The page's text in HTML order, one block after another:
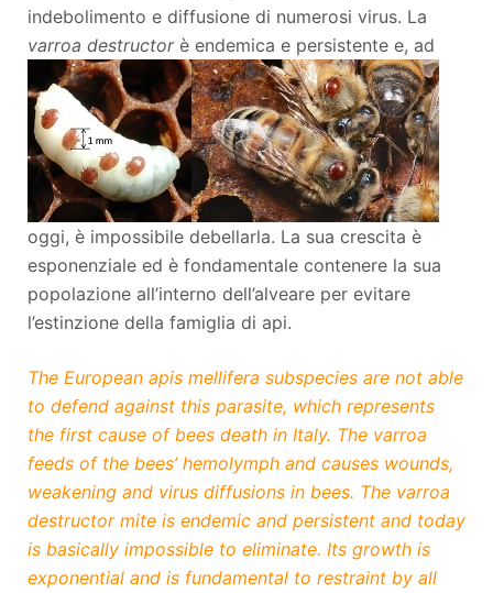
indebolimento e diffusione di numerosi virus. La
varroa destructor è endemica e persistente e, ad
oggi, è impossibile debellarla. La sua crescita è
esponenziale ed è fondamentale contenere la sua
popolazione all’interno dell’alveare per evitare
l’estinzione della famiglia di api.
The European apis mellifera subspecies are not able
to defend against this parasite, which represents
the first cause of bees death in Italy. The varroa
feeds ofthe bees’ hemolymph and causes wounds,
weakening and virus diffusions in bees. The varroa
destructor mite is endemic and persistent and today
is basically impossible to eliminate. Its growth is
exponential and is fundamental to restraint by all